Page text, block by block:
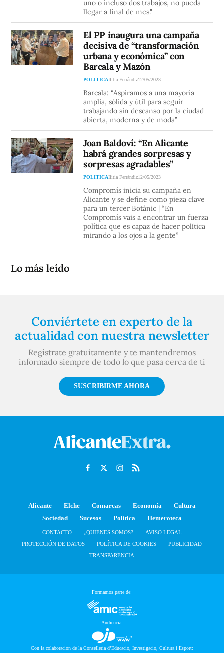
uno o incluso dos trabajos, no pueda
llegar a final de mes."
El PP inaugura una campaña
decisiva de “transformación
urbana y económica” con
Barcala y Mazón
POLITICAIlitia Ferrándiz12/05/2023
Barcala: “Aspiramos a una mayoría
amplia, sólida y útil para seguir
trabajando sin descanso por la ciudad
abierta, moderna y de moda”
Joan Baldoví: “En Alicante
habrá grandes sorpresas y
sorpresas agradables”
POLITICAIlitia Ferrándiz12/05/2023
Compromís inicia su campaña en
Alicante y se define como pieza clave
para un tercer Botànic | “En
Compromís vais a encontrar un fuerza
política que es capaz de hacer política
mirando a los ojos a la gente”
Lo más leído
Conviértete en experto de la
actualidad con nuestra newsletter
Regístrate gratuitamente y te mantendremos
informado siempre de todo lo que pasa cerca de ti
SUSCRIBIRME AHORA
Alicante Elche Comarcas Economía
Cultura
Sociedad
Sucesos Política Hemeroteca
CONTACTO ¿QUIENES SOMOS?
AVISO LEGAL
PROTECCIÓN DE DATOS
POLÍTICA DE COOKIES
PUBLICIDAD
TRANSPARENCIA
Formamos parte de:
Audiencia:
Con la colaboración de la Conselleria d’Educació, Investigació, Cultura i Esport: